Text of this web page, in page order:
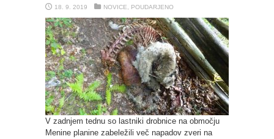
18. 9. 2019 NOVICE POUDARJENO
V zadnjem tednu so lastniki drobnice na območju
Menine planine zabeležili več napadov zveri na